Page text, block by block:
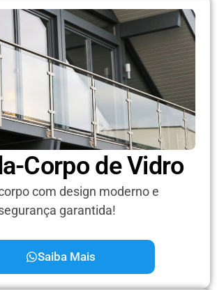
Corpo de Vidro
com design moderno e
garantida!
Saiba Mais